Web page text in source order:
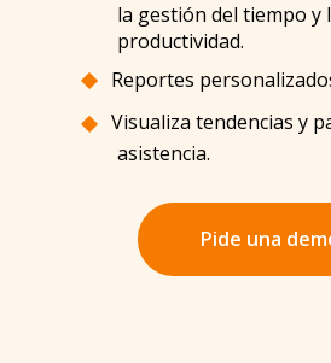
la gestión del tiempo y
productividad.
Reportes
Visualiza tendencias y
asistencia.
Pide una